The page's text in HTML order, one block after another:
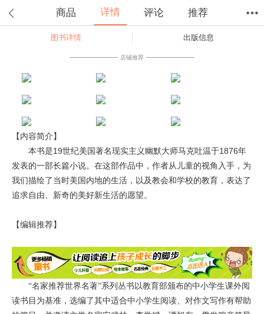
商品 详情 评论 推荐
图书详情 出版信息
店铺推荐
【内容简介】
本书是19世纪美国著名现实主义幽默大师马克吐温于1876年
发表的一部长篇小说。在这部作品中，作者从儿童的视角入手，为
我们描绘了当时美国内地的生活，以及教会和学校的教育，表达了
追求自由、新奇的美好新生活的愿望。
【编辑推荐】
“名家推荐世界名著”系列丛书以教育部颁布的中小学生课外阅
读书目为基准，选编了其中适合中小学生阅读、对作文写作有帮助